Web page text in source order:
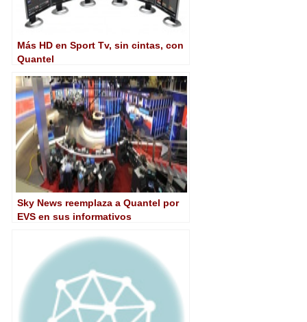
Más HD en Sport Tv, sin cintas, con
Quantel
Sky News reemplaza a Quantel por
EVS en sus informativos